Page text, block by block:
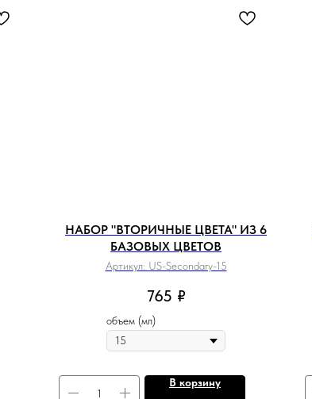
НАБОР "ВТОРИЧНЫЕ ЦВЕТА" ИЗ 6
БАЗОВЫХ ЦВЕТОВ
Артикул: US-Secondary-15
765 ₽
объем (мл)
В корзину